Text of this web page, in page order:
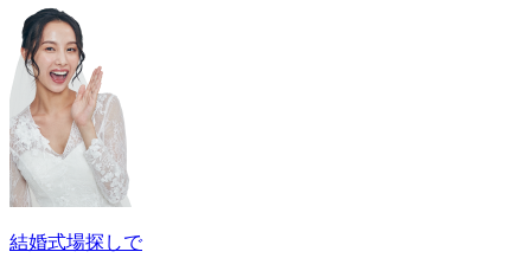
結婚式場探しで